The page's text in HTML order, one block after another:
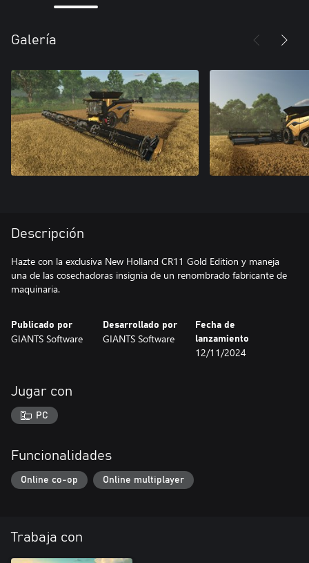
Galería
Descripción
Hazte con la exclusiva New Holland CR11 Gold Edition y maneja
una de las cosechadoras insignia de un renombrado fabricante de
maquinaria.
Publicado por
GIANTS Software
Desarrollado por
GIANTS Software
Fecha de
lanzamiento
12/11/2024
Jugar con
PC
Funcionalidades
Online co-op Online multiplayer
Trabaja con